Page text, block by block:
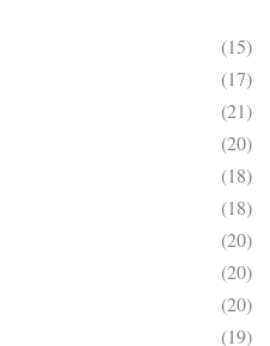
(15)
(17)
(21)
(20)
(18)
(18)
(20)
(20)
(20)
(19)